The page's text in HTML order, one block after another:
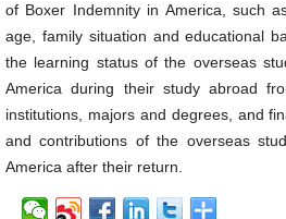
of Boxer Indemnity in America, such
age, family situation and educational
the learning status of the overseas
America during their study abroad
institutions, majors and degrees, and
and contributions of the overseas
America after their return.